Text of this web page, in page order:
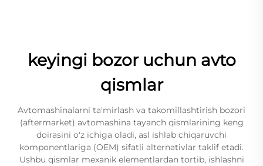
keyingi bozor uchun avto
qismlar
Avtomashinalarni ta'mirlash va takomillashtirish bozori
(aftermarket) avtomashina tayanch qismlarining keng
doirasini o'z ichiga oladi, asl ishlab chiqaruvchi
komponentlariga (OEM) sifatli alternativlar taklif etadi.
Ushbu qismlar mexanik elementlardan tortib, ishlashni